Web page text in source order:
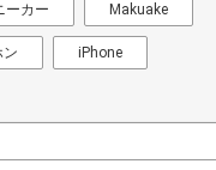
ーカー Makuake
iPhone